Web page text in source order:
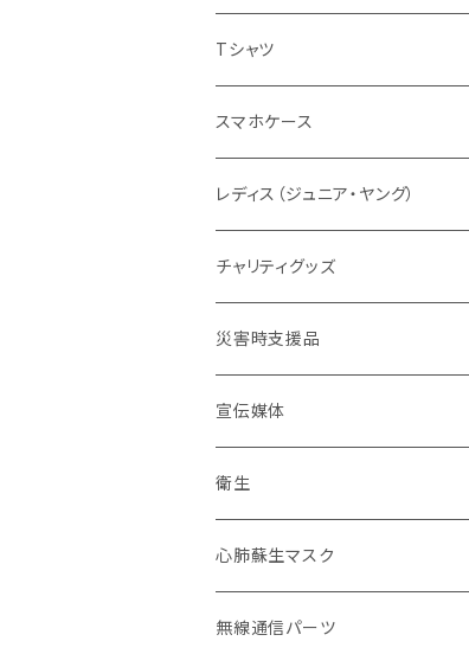
ベージュ系
乗車服&機動服
スポーツウエア
レディス対応（メンズサイズダウン）
レディスシルエット
ブーツ
ソックス
パッド
BDU
ネイビーカラー
カムフラージュ
コンパクト
ショール
腕のガード
メーカー取り寄せ
セット販売
パッド
タクティカル
コンバット
ベルト
弾帯
安全帯
刺繍IDプレート
刺繍
シルク印刷
ワッペン・パッチ
刺繍
プリント
ブーツ
本革
革張り
ポーチ
インソール
通信
支援
情報
自警団
消防団
エスコートエンジェル
セット
ガンスタンド
Tシャツ
オールジャパンコールサイン
レスキューオレンジ
民間防災
ISHIKAWA
HOKKAIDO DOUOU
北海道
東北管区
関東管区
中部管区
近畿管区
スマホケース
消防
警察
バイク
災害復興ブランド「KOKONI KITE」
チャリティ
レディス（ジュニア・ヤング）
ユニフォーム
ドライウェア
ユニフォーム
保安ツール
ブーツ
インナー
アンダーウエア（下着）
チャリティグッズ
デザインデータ
災害時支援品
宣伝媒体
火事だ119冊子製本用データ
衛生
お掃除用品
コーティング
装飾
心肺蘇生マスク
無線通信パーツ